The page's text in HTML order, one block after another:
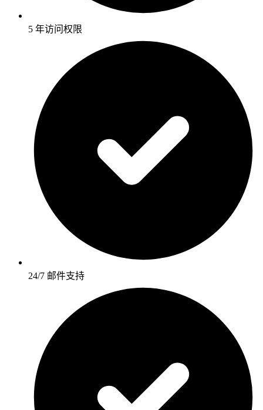
5 年访问权限
24/7 邮件支持